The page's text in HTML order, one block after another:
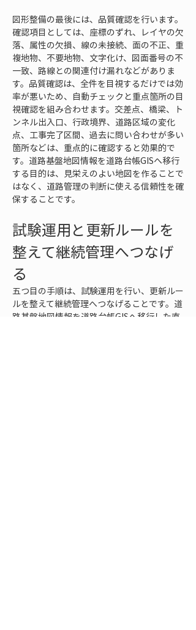
図形整備の最後には、品質確認を行います。
確認項目としては、座標のずれ、レイヤの欠
落、属性の欠損、線の未接続、面の不正、重
複地物、不要地物、文字化け、図面番号の不
一致、路線との関連付け漏れなどがありま
す。品質確認は、全件を目視するだけでは効
率が悪いため、自動チェックと重点箇所の目
視確認を組み合わせます。交差点、橋梁、ト
ンネル出入口、行政境界、道路区域の変化
点、工事完了区間、過去に問い合わせが多い
箇所などは、重点的に確認すると効果的で
す。道路基盤地図情報を道路台帳GISへ移行
する目的は、見栄えのよい地図を作ることで
はなく、道路管理の判断に使える信頼性を確
保することです。
試験運用と更新ルールを
整えて継続管理へつなげ
る
五つ目の手順は、試験運用を行い、更新ルー
ルを整えて継続管理へつなげることです。道
路基盤地図情報を道路台帳GISへ移行した直